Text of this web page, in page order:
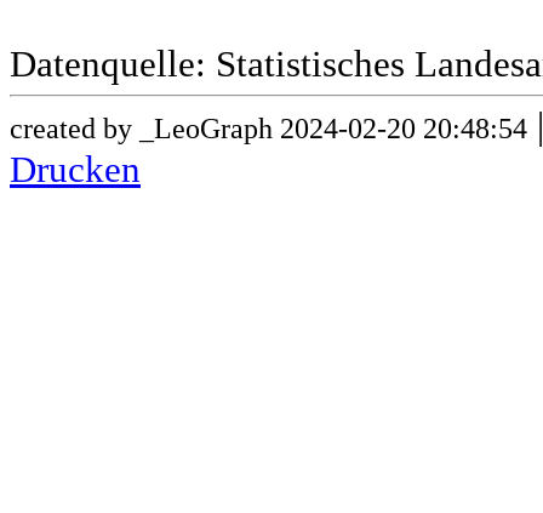
Datenquelle: Statistisches
created by _LeoGraph 2024-02-20 20:48:54
Drucken